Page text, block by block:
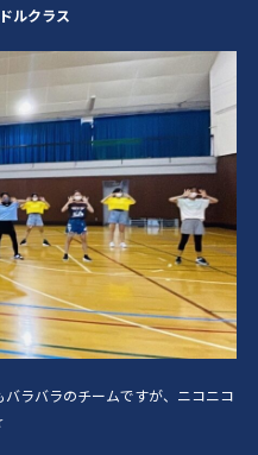
ルクラス
ラバラのチームですが、ニコニコ